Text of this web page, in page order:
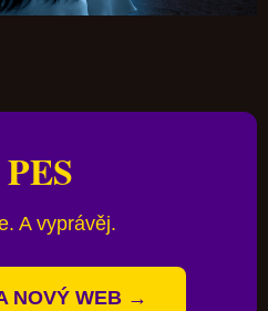
A vyprávěj.
NOVÝ WEB →